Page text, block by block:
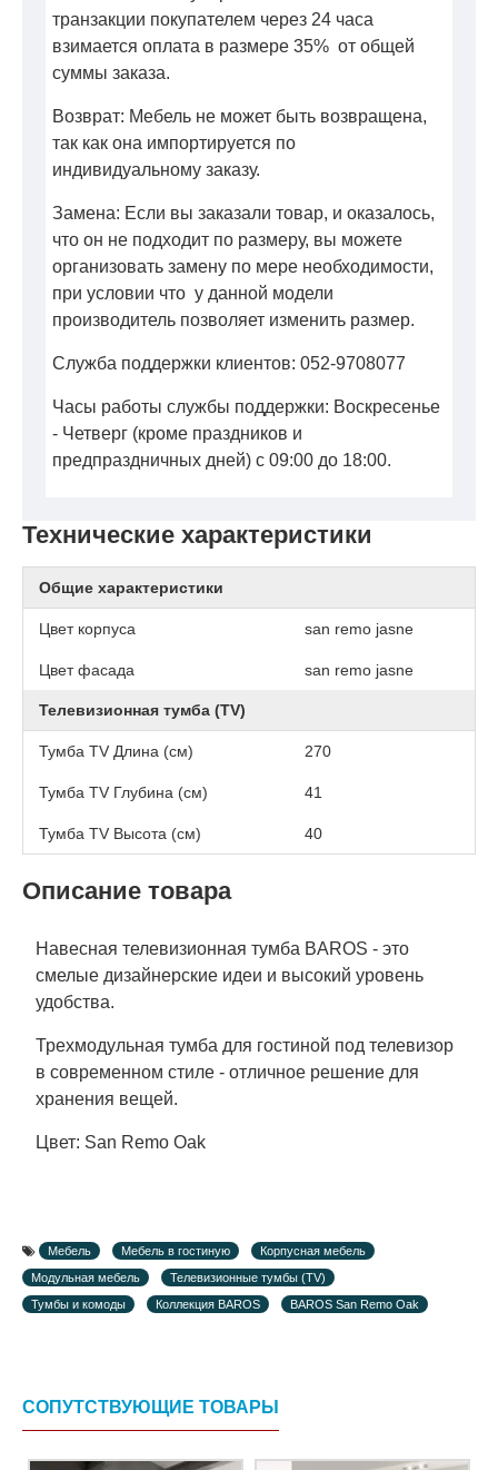
Технические характеристики
Общие характеристики
Цвет корпуса san remo jasne
Цвет фасада san remo jasne
Телевизионная тумба (TV)
Тумба TV Длина (см) 270
Тумба TV Глубина (см) 41
Тумба TV Высота (см) 40
Описание товара
Навесная телевизионная тумба BAROS - это
смелые дизайнерские идеи и высокий уровень
удобства.
Трехмодульная тумба для гостиной под телевизор
в современном стиле - отличное решение для
хранения вещей.
Цвет: San Remo Oak
транзакции покупателем через 24 часа
взимается оплата в размере 35% от общей
суммы заказа.
Возврат: Мебель не может быть возвращена,
так как она импортируется по
индивидуальному заказу.
Замена: Если вы заказали товар, и оказалось,
что он не подходит по размеру, вы можете
организовать замену по мере необходимости,
при условии что у данной модели
производитель позволяет изменить размер.
Служба поддержки клиентов: 052-9708077
Часы работы службы поддержки: Воскресенье
- Четверг (кроме праздников и
предпраздничных дней) с 09:00 до 18:00.
Мебель Мебель в гостиную
Корпусная мебель
Модульная мебель
Телевизионные тумбы (TV)
Тумбы и комоды
Коллекция BAROS BAROS San Remo Oak
СОПУТСТВУЮЩИЕ ТОВАРЫ